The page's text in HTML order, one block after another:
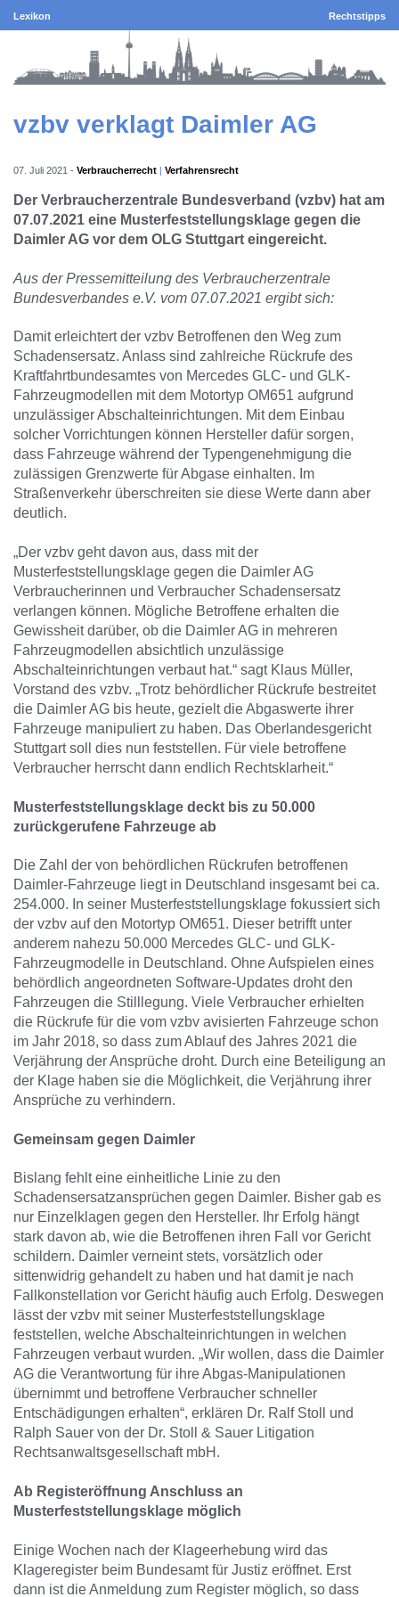
Lexikon Rechtstipps
vzbv verklagt Daimler AG
07. Juli 2021 - Verbraucherrecht Verfahrensrecht
Der Verbraucherzentrale Bundesverband (vzbv) hat am
07.07.2021 eine Musterfeststellungsklage gegen die
Daimler AG vor dem OLG Stuttgart eingereicht.
Aus der Pressemitteilung des Verbraucherzentrale
Bundesverbandes e.V. vom 07.07.2021 ergibt sich:
Damit erleichtert der vzbv Betroffenen den Weg zum
Schadensersatz. Anlass sind zahlreiche Rückrufe des
Kraftfahrtbundesamtes von Mercedes GLC- und GLK-
Fahrzeugmodellen mit dem Motortyp OM651 aufgrund
unzulässiger Abschalteinrichtungen. Mit dem Einbau
solcher Vorrichtungen können Hersteller dafür sorgen,
dass Fahrzeuge während der Typengenehmigung die
zulässigen Grenzwerte für Abgase einhalten. Im
Straßenverkehr überschreiten sie diese Werte dann aber
deutlich.
„Der vzbv geht davon aus, dass mit der
Musterfeststellungsklage gegen die Daimler AG
Verbraucherinnen und Verbraucher Schadensersatz
verlangen können. Mögliche Betroffene erhalten die
Gewissheit darüber, ob die Daimler AG in mehreren
Fahrzeugmodellen absichtlich unzulässige
Abschalteinrichtungen verbaut hat.“ sagt Klaus Müller,
Vorstand des vzbv. „Trotz behördlicher Rückrufe bestreitet
die Daimler AG bis heute, gezielt die Abgaswerte ihrer
Fahrzeuge manipuliert zu haben. Das Oberlandesgericht
Stuttgart soll dies nun feststellen. Für viele betroffene
Verbraucher herrscht dann endlich Rechtsklarheit.“
Musterfeststellungsklage deckt bis zu 50.000
zurückgerufene Fahrzeuge ab
Die Zahl der von behördlichen Rückrufen betroffenen
Daimler-Fahrzeuge liegt in Deutschland insgesamt bei ca.
254.000. In seiner Musterfeststellungsklage fokussiert sich
der vzbv auf den Motortyp OM651. Dieser betrifft unter
anderem nahezu 50.000 Mercedes GLC- und GLK-
Fahrzeugmodelle in Deutschland. Ohne Aufspielen eines
behördlich angeordneten Software-Updates droht den
Fahrzeugen die Stilllegung. Viele Verbraucher erhielten
die Rückrufe für die vom vzbv avisierten Fahrzeuge schon
im Jahr 2018, so dass zum Ablauf des Jahres 2021 die
Verjährung der Ansprüche droht. Durch eine Beteiligung an
der Klage haben sie die Möglichkeit, die Verjährung ihrer
Ansprüche zu verhindern.
Gemeinsam gegen Daimler
Bislang fehlt eine einheitliche Linie zu den
Schadensersatzansprüchen gegen Daimler. Bisher gab es
nur Einzelklagen gegen den Hersteller. Ihr Erfolg hängt
stark davon ab, wie die Betroffenen ihren Fall vor Gericht
schildern. Daimler verneint stets, vorsätzlich oder
sittenwidrig gehandelt zu haben und hat damit je nach
Fallkonstellation vor Gericht häufig auch Erfolg. Deswegen
lässt der vzbv mit seiner Musterfeststellungsklage
feststellen, welche Abschalteinrichtungen in welchen
Fahrzeugen verbaut wurden. „Wir wollen, dass die Daimler
AG die Verantwortung für ihre Abgas-Manipulationen
übernimmt und betroffene Verbraucher schneller
Entschädigungen erhalten“, erklären Dr. Ralf Stoll und
Ralph Sauer von der Dr. Stoll & Sauer Litigation
Rechtsanwaltsgesellschaft mbH.
Ab Registeröffnung Anschluss an
Musterfeststellungsklage möglich
Einige Wochen nach der Klageerhebung wird das
Klageregister beim Bundesamt für Justiz eröffnet. Erst
dann ist die Anmeldung zum Register möglich, so dass